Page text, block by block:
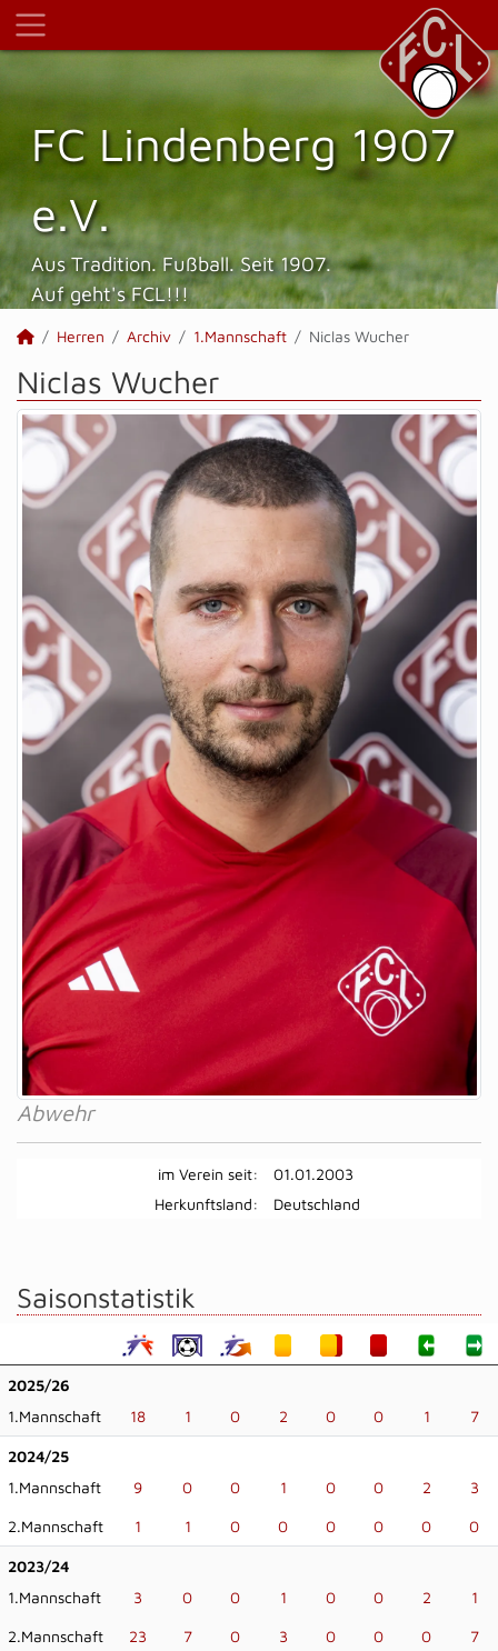
FC Lindenberg 1907
e.V.
Aus Tradition. Fußball. Seit 1907.
Auf geht's FCL!!!
Herren Archiv 1.Mannschaft Niclas Wucher
Niclas Wucher
Abwehr
im Verein seit:
01.01.2003
Herkunftsland:
Deutschland
Saisonstatistik
2025/26
1.Mannschaft
18 1 0 2 0 0 1 7
2024/25
1.Mannschaft
9 0 0 1 0 0 2 3
2.Mannschaft 1 1 0 0 0 0 0 0
2023/24
1.Mannschaft
3 0 0 1 0 0 2 1
2.Mannschaft 23 7 0 3 0 0 0 7